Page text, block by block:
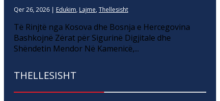
Qer 26, 2026 | Edukim, Lajme, Thellesisht
Të Rinjtë nga Kosova dhe Bosnja e Hercegovina
Bashkojnë Zërat për Sigurinë Digjitale dhe
Shëndetin Mendor Në Kamenicë,...
THELLESISHT